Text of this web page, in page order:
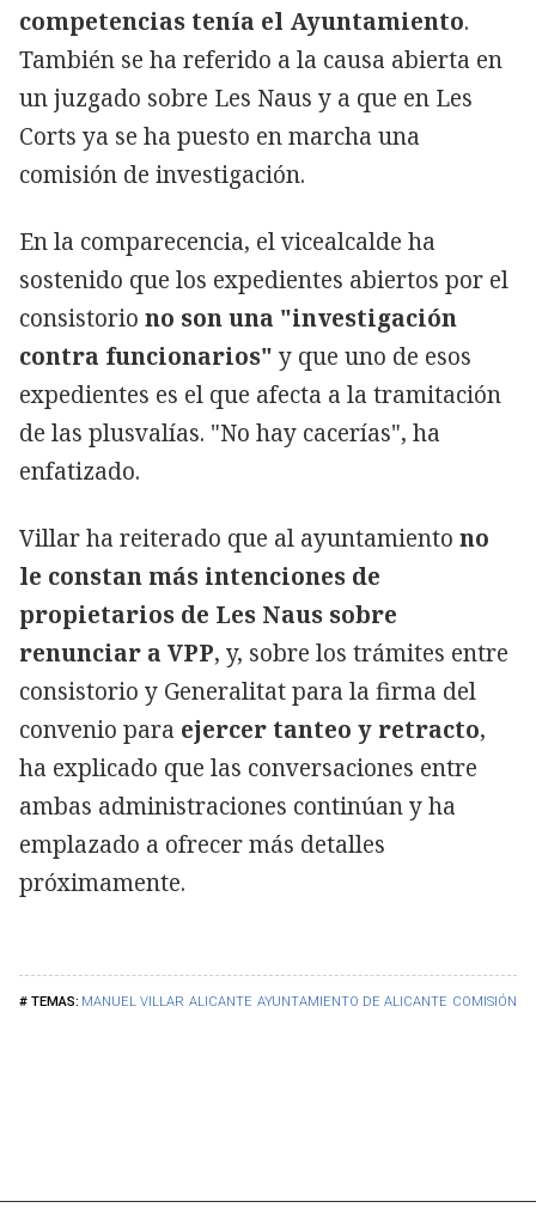
MANUEL VILLAR ALICANTE AYUNTAMIENTO DE ALICANTE COMISIÓN
competencias tenía el Ayuntamiento.
También se ha referido a la causa abierta en
un juzgado sobre Les Naus y a que en Les
Corts ya se ha puesto en marcha una
comisión de investigación.
En la comparecencia, el vicealcalde ha
sostenido que los expedientes abiertos por el
consistorio no son una "investigación
contra funcionarios" y que uno de esos
expedientes es el que afecta a la tramitación
de las plusvalías. "No hay cacerías", ha
enfatizado.
Villar ha reiterado que al ayuntamiento no
le constan más intenciones de
propietarios de Les Naus sobre
renunciar a VPP, y, sobre los trámites entre
consistorio y Generalitat para la firma del
convenio para ejercer tanteo y retracto,
ha explicado que las conversaciones entre
ambas administraciones continúan y ha
emplazado a ofrecer más detalles
próximamente.